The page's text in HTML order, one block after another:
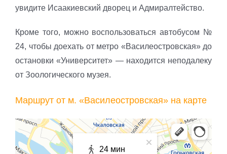
увидите Исаакиевский дворец и Адмиралтейство.
Кроме того, можно воспользоваться автобусом №
24, чтобы доехать от метро «Василеостровская» до
остановки «Университет» — находится неподалеку
от Зоологического музея.
Маршрут от м. «Василеостровская» на карте